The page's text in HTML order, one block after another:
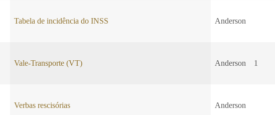
Tabela de incidência do INSS Anderson
Vale-Transporte (VT) Anderson 1
Verbas rescisórias Anderson